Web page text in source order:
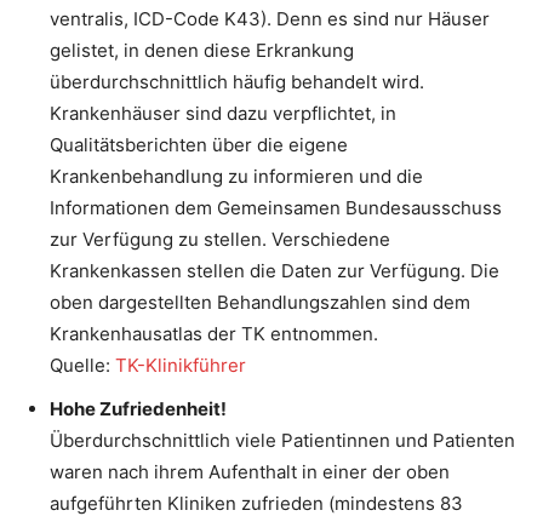
ventralis, ICD-Code K43). Denn es sind nur Häuser
gelistet, in denen diese Erkrankung
überdurchschnittlich häufig behandelt wird.
Krankenhäuser sind dazu verpflichtet, in
Qualitätsberichten über die eigene
Krankenbehandlung zu informieren und die
Informationen dem Gemeinsamen Bundesausschuss
zur Verfügung zu stellen. Verschiedene
Krankenkassen stellen die Daten zur Verfügung. Die
oben dargestellten Behandlungszahlen sind dem
Krankenhausatlas der TK entnommen.
Quelle: TK-Klinikführer
Hohe Zufriedenheit!
Überdurchschnittlich viele Patientinnen und Patienten
waren nach ihrem Aufenthalt in einer der oben
aufgeführten Kliniken zufrieden (mindestens 83